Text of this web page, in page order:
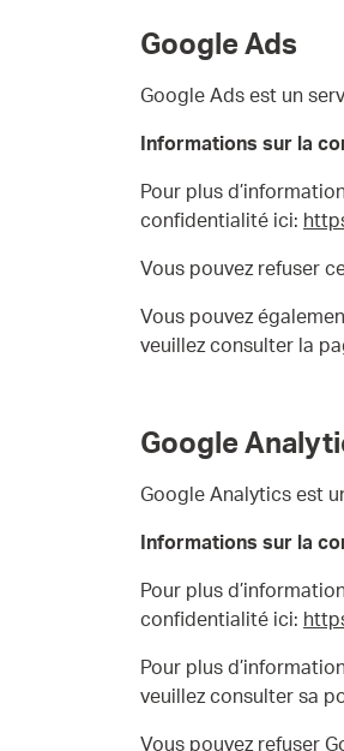
Google Ads
Google Ads est un
Informations sur la
Pour plus
confidentialité ici:
Vous pouvez refuser
Vous pouvez
veuillez consulter la
Google
Google Analytics est
Informations sur la
Pour plus
confidentialité ici:
Pour plus
veuillez consulter sa
Vous pouvez refuser